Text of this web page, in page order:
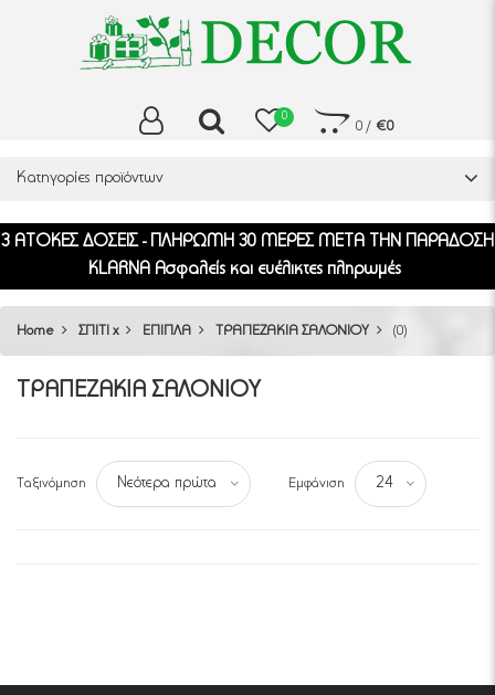
0
0/ €0
Κατηγορίες προϊόντων
3 ΑΤΟΚΕΣ ΔΟΣΕΙΣ - ΠΛΗΡΩΜΗ 30 ΜΕΡΕΣ ΜΕΤΑ ΤΗΝ ΠΑΡΑΔΟΣΗ
KLARNA Ασφαλείς και ευέλικτες πληρωμές
Home ΣΠΙΤΙ x ΕΠΙΠΛΑ ΤΡΑΠΕΖΑΚΙΑ ΣΑΛΟΝΙΟΥ (0)
ΤΡΑΠΕΖΑΚΙΑ ΣΑΛΟΝΙΟΥ
Ταξινόμηση Νεότερα πρώτα Εμφάνιση 24